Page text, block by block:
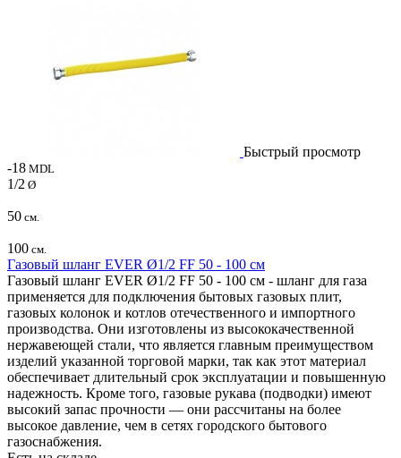
Быстрый просмотр
-18 MDL
1/2 Ø
50 см.
100 см.
Газовый шланг EVER Ø1/2 FF 50 - 100 см
Газовый шланг EVER Ø1/2 FF 50 - 100 см - шланг для газа
применяется для подключения бытовых газовых плит,
газовых колонок и котлов отечественного и импортного
производства. Они изготовлены из высококачественной
нержавеющей стали, что является главным преимуществом
изделий указанной торговой марки, так как этот материал
обеспечивает длительный срок эксплуатации и повышенную
надежность. Кроме того, газовые рукава (подводки) имеют
высокий запас прочности — они рассчитаны на более
высокое давление, чем в сетях городского бытового
газоснабжения.